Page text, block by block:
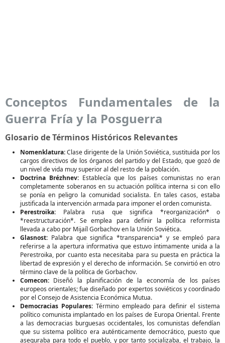
Conceptos Fundamentales de la
Guerra Fría y la Posguerra
Glosario de Términos Históricos Relevantes
Nomenklatura:Clase dirigente de la Unión Soviética, sustituida por los
cargos directivos de los órganos del partido y del Estado, que gozó de
un nivel de vida muy superior al del resto de la población.
Doctrina Brézhnev:Establecía que los países comunistas no eran
completamente soberanos en su actuación política interna si con ello
se ponía en peligro la comunidad socialista. En tales casos, estaba
justificada la intervención armada para imponer el orden comunista.
Perestroika: Palabra rusa que significa *reorganización* o
*reestructuración*. Se emplea para definir la política reformista
llevada a cabo por Mijaíl Gorbachov en la Unión Soviética.
Glasnost: Palabra que significa *transparencia* y se empleó para
referirse a la apertura informativa que estuvo íntimamente unida a la
Perestroika, por cuanto esta necesitaba para su puesta en práctica la
libertad de expresión y el derecho de información. Se convirtió en otro
término clave de la política de Gorbachov.
Comecon: Diseñó la planificación de la economía de los países
europeos orientales; fue diseñado por expertos soviéticos y coordinado
por el Consejo de Asistencia Económica Mutua.
Democracias Populares:Término empleado para definir el sistema
político comunista implantado en los países de Europa Oriental. Frente
a las democracias burguesas occidentales, los comunistas defendían
que su sistema político era auténticamente democrático, puesto que
aseguraba para todo el pueblo, y por tanto socializaba, el trabajo, la